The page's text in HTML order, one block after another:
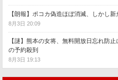
【朗報】ポコカ偽造ほぼ消滅、しかし
8月3日 20:09
【謎】熊本の女将、無料開放日忘れ防
の予約殺到
8月3日 19:13